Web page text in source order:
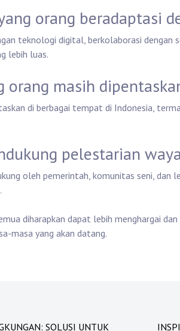
orang beradaptasi
teknologi digital, berkolaborasi dengan
lebih luas.
orang masih
di berbagai tempat di Indonesia,
pelestarian
oleh pemerintah, komunitas seni, dan
diharapkan dapat lebih menghargai
masa yang akan datang.
SOLUSI UNTUK